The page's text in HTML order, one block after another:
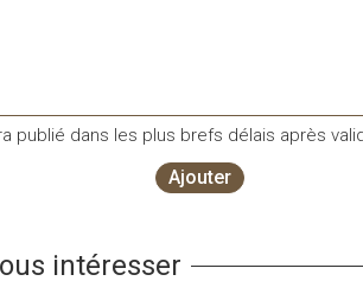
publié dans les plus brefs délais après
Ajouter
intéresser